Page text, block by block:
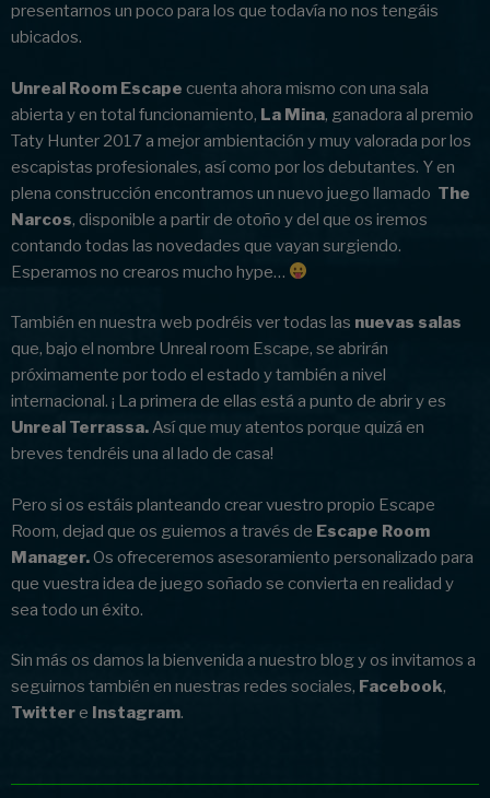
presentarnos un poco para los que todavía no nos tengáis
ubicados.
Unreal Room Escape cuenta ahora mismo con una sala
abierta y en total funcionamiento, La Mina, ganadora al premio
Taty Hunter 2017 a mejor ambientación y muy valorada por los
escapistas profesionales, así como por los debutantes. Y en
plena construcción encontramos un nuevo juego llamado The
Narcos, disponible a partir de otoño y del que os iremos
contando todas las novedades que vayan surgiendo.
Esperamos no crearos mucho hype…
También en nuestra web podréis ver todas las nuevas salas
que, bajo el nombre Unreal room Escape, se abrirán
próximamente por todo el estado y también a nivel
internacional. ¡ La primera de ellas está a punto de abrir y es
Unreal Terrassa.Así que muy atentos porque quizá en
breves tendréis una al lado de casa!
Pero si os estáis planteando crear vuestro propio Escape
Room, dejad que os guiemos a través de Escape Room
Manager.Os ofreceremos asesoramiento personalizado para
que vuestra idea de juego soñado se convierta en realidad y
sea todo un éxito.
Sin más os damos la bienvenida a nuestro blog y os invitamos a
seguirnos también en nuestras redes sociales, Facebook,
Twitter e Instagram.